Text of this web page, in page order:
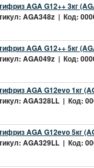
AGA G12++ 3кг
AGA348z | Код:
AGA G12++ 5кг
AGA049z | Код:
AGA G12evo 1кг
AGA328LL | Код:
AGA G12evo 5кг
AGA329LL | Код: